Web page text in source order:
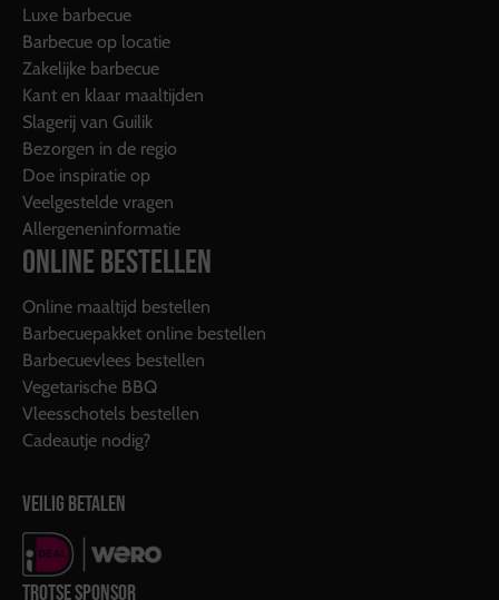
Luxe barbecue
Barbecue op locatie
Zakelijke barbecue
Kant en klaar maaltijden
Slagerij van Guilik
Bezorgen in de regio
Doe inspiratie op
Veelgestelde vragen
Allergeneninformatie
ONLINE BESTELLEN
Online maaltijd bestellen
Barbecuepakket online bestellen
Barbecuevlees bestellen
Vegetarische BBQ
Vleesschotels bestellen
Cadeautje nodig?
VEILIG BETALEN
TROTSE SPONSOR